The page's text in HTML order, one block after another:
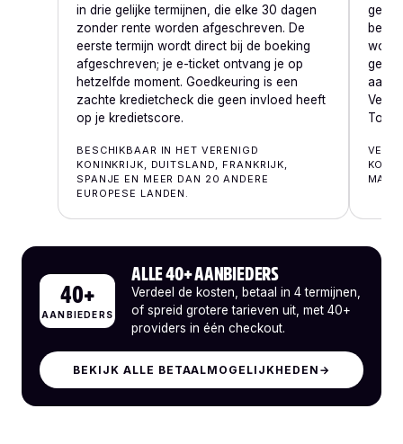
in drie gelijke termijnen, die elke 30 dagen
zonder rente worden afgeschreven. De
eerste termijn wordt direct bij de boeking
afgeschreven; je e-ticket ontvang je op
hetzelfde moment. Goedkeuring is een
zachte kredietcheck die geen invloed heeft
op je kredietscore.
BESCHIKBAAR IN HET VERENIGD
KONINKRIJK, DUITSLAND, FRANKRIJK,
SPANJE EN MEER DAN 20 ANDERE
EUROPESE LANDEN.
40+
AANBIEDERS
ALLE 40+ AANBIEDERS
Verdeel de kosten, betaal in 4 termijnen,
of spreid grotere tarieven uit, met 40+
providers in één checkout.
BEKIJK ALLE BETAALMOGELIJKHEDEN →